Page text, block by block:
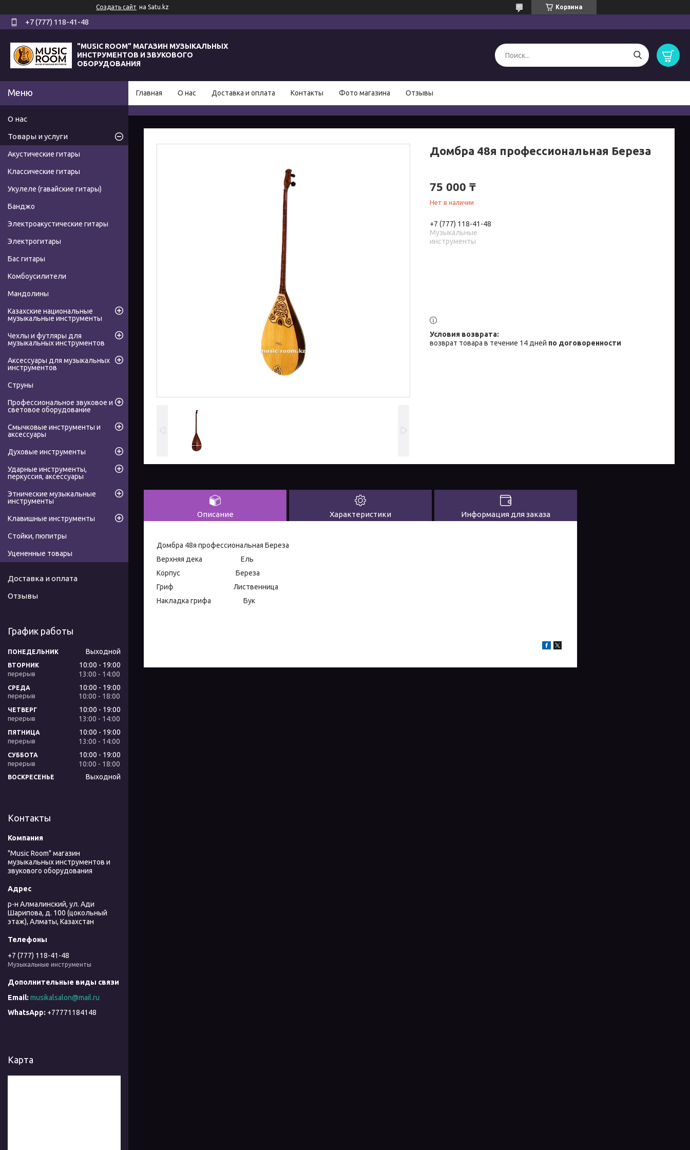
Создать сайт на Satu.kz Корзина
+7 (777) 118-41-48
"MUSIC ROOM" МАГАЗИН МУЗЫКАЛЬНЫХ
ИНСТРУМЕНТОВ И ЗВУКОВОГО
ОБОРУДОВАНИЯ
Главная О нас Доставка и оплата Контакты Фото магазина Отзывы
Домбра 48я профессиональная Береза
75 000 ₸
Нет в наличии
+7 (777) 118-41-48
Музыкальные
инструменты
возврат товара в течение 14 дней по договоренности
Описание Характеристики Информация для заказа
Домбра 48я профессиональная Береза
Верхняя дека Ель
Корпус Береза
Гриф Лиственница
Накладка грифа Бук
О нас
Товары и услуги
Акустические гитары
Классические гитары
Укулеле (гавайские гитары)
Банджо
Электроакустические гитары
Электрогитары
Бас гитары
Комбоусилители
Мандолины
Казахские национальные
музыкальные инструменты
Чехлы и футляры для
музыкальных инструментов
Аксессуары для музыкальных
инструментов
Струны
Профессиональное звуковое и
световое оборудование
Смычковые инструменты и
аксессуары
Духовые инструменты
Ударные инструменты,
перкуссия, аксессуары
Этнические музыкальные
инструменты
Клавишные инструменты
Стойки, пюпитры
Уцененные товары
Доставка и оплата
Отзывы
График работы
ПОНЕДЕЛЬНИК Выходной
ВТОРНИК 10:00
19:00
13:00
14:00
СРЕДА 10:00
19:00
10:00
18:00
ЧЕТВЕРГ 10:00
19:00
13:00
14:00
ПЯТНИЦА 10:00
19:00
13:00
14:00
СУББОТА 10:00
19:00
10:00
18:00
ВОСКРЕСЕНЬЕ Выходной
Контакты
"Music Room" магазин
музыкальных инструментов и
звукового оборудования
р-н Алмалинский, ул. Ади
Шарипова, д. 100 (цокольный
этаж), Алматы, Казахстан
+7 (777) 118-41-48
Музыкальные инструменты
musikalsalon@mail.ru
+77771184148
Карта